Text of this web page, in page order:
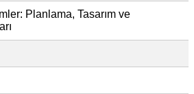
Planlama, Tasarım ve